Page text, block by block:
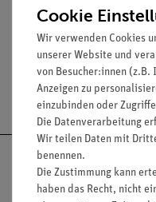
Durchmesser der
Cookie
Wir verwenden Cookies
unserer Website und
von Besucher:innen (z.B.
Anzeigen zu
einzubinden oder
Die Datenverarbeitung
Wir teilen Daten mit
benennen.
Die Zustimmung kann
haben das Recht, nicht